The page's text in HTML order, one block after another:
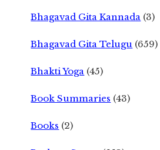
Bhagavad Gita Kannada (3)
Bhagavad Gita Telugu (659)
Bhakti Yoga (45)
Book Summaries (43)
Books (2)